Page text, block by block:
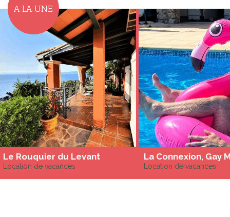
A LA UNE
Le Rouquier du Levant
Location de vacances Location de vacances